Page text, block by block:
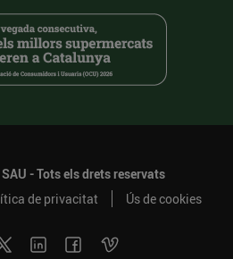
- Tots els drets reservats
de privacitat Ús de cookies